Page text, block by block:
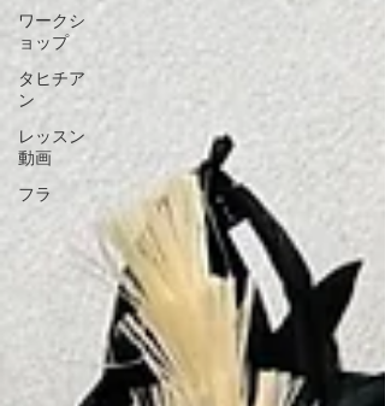
ワークシ
ョップ
タヒチア
ン
レッスン
動画
フラ